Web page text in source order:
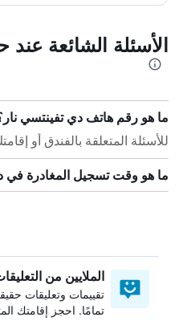
الأسئلة الشائعة
ما هو رقم هاتف دي تفينتسي
للأسئلة المتعلقة بالفندق أو إقامتك ،
ما هو وقت تسجيل المغادرة في
الملايين من
تقييمات وتعليقات
تمامًا. احجز إقامتك